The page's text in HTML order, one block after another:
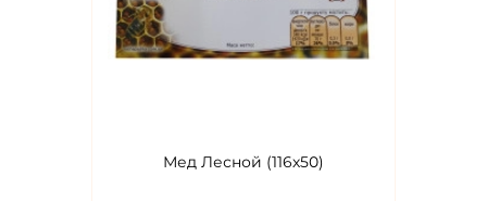
Мед Лесной (116х50)